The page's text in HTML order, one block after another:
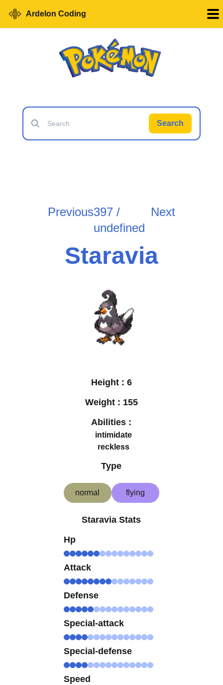
Ardelon Coding
Search
Previous397 /
undefined
Next
Staravia
Height : 6
Weight : 155
Abilities :
intimidate
reckless
Type
normal flying
Staravia Stats
Hp
Attack
Defense
Special-attack
Special-defense
Speed